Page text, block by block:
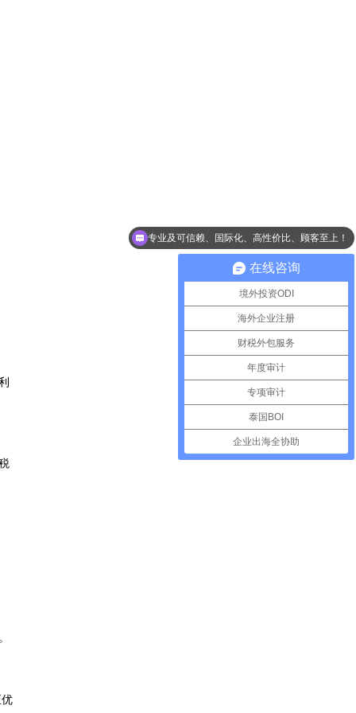
在线咨询
境外投资ODI
海外企业注册
财税外包服务
年度审计
专项审计
泰国BOI
企业出海全协助
专业及可信赖、国际化、高性价比、顾客至上！